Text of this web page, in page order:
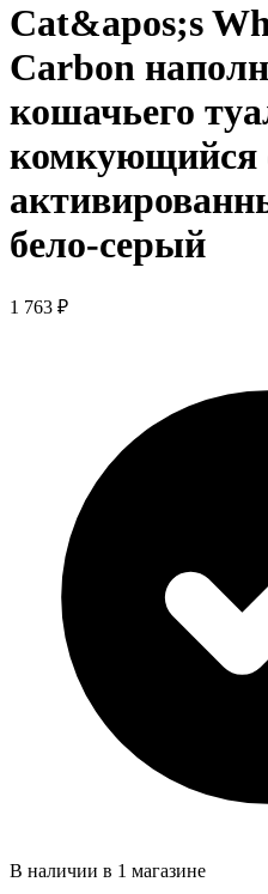
Cat&apos;s
Carbon
кошачьего
комкующийся
бело-серый
1 763 ₽
В наличии в 1 магазине